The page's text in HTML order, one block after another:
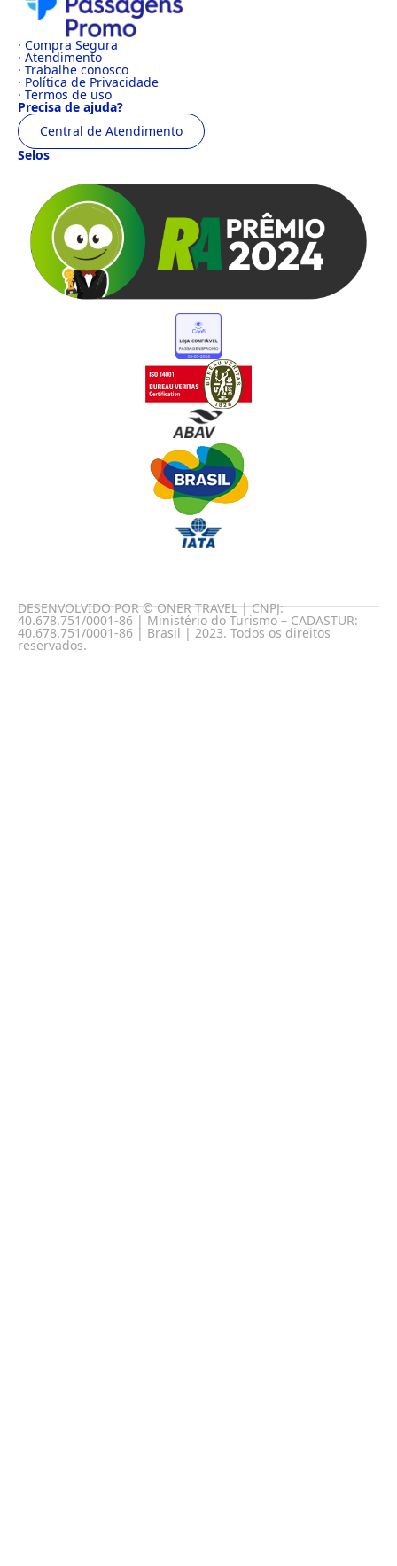
· Compra Segura
· Atendimento
· Trabalhe conosco
· Política de Privacidade
· Termos de uso
Precisa de ajuda?
Central de Atendimento
Selos
DESENVOLVIDO POR © ONER TRAVEL | CNPJ:
40.678.751/0001-86 | Ministério do Turismo – CADASTUR:
40.678.751/0001-86 | Brasil | 2023. Todos os direitos
reservados.